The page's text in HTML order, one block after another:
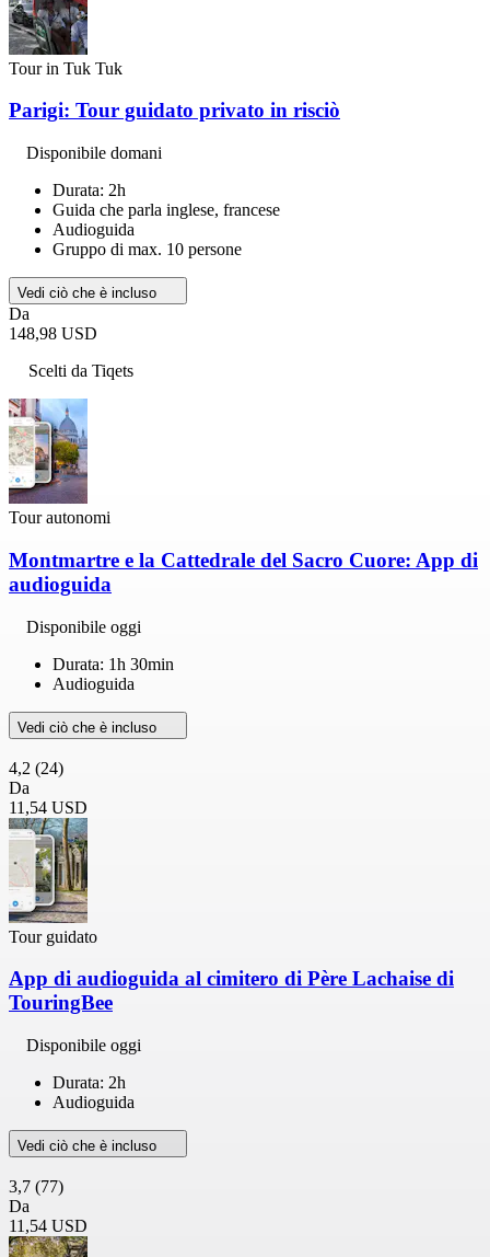
Tour in Tuk Tuk
Parigi: Tour guidato privato in risciò
Disponibile domani
Durata: 2h
Guida che parla inglese, francese
Audioguida
Gruppo di max. 10 persone
Vedi ciò che è incluso
Da
148,98 USD
Scelti da Tiqets
Tour autonomi
Montmartre e la Cattedrale del Sacro Cuore: App di
audioguida
Disponibile oggi
Durata: 1h 30min
Audioguida
Vedi ciò che è incluso
4,2 (24)
Da
11,54 USD
Tour guidato
App di audioguida al cimitero di Père Lachaise di
TouringBee
Disponibile oggi
Durata: 2h
Audioguida
Vedi ciò che è incluso
3,7 (77)
Da
11,54 USD